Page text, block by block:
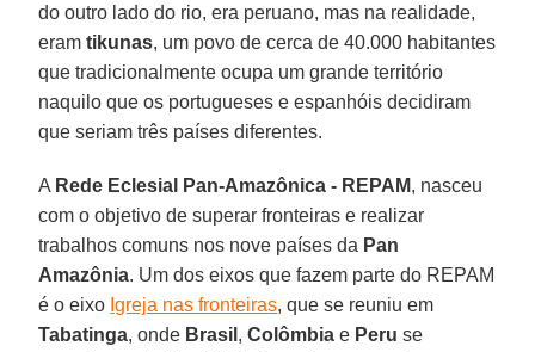
do outro lado do rio, era peruano, mas na realidade,
eramtikunas, um povo de cerca de 40.000 habitantes
que tradicionalmente ocupa um grande território
naquilo que os portugueses e espanhóis decidiram
que seriam três países diferentes.
A Rede Eclesial Pan-Amazônica - REPAM, nasceu
com o objetivo de superar fronteiras e realizar
trabalhos comuns nos nove países da Pan
Amazônia. Um dos eixos que fazem parte do REPAM
é o eixo Igreja nas fronteiras, que se reuniu em
Tabatinga, onde Brasil ,Colômbia e Peru se